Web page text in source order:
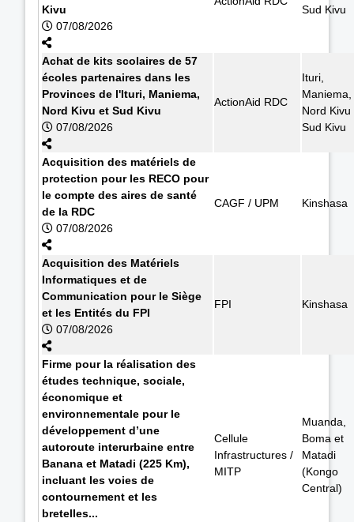
Kivu
07/08/2026
Sud Kivu
Achat de kits scolaires de 57
écoles partenaires dans les
Provinces de l'Ituri, Maniema,
Nord Kivu et Sud Kivu
07/08/2026
ActionAid RDC
Ituri,
Maniema,
Nord Kivu
Sud Kivu
Acquisition des matériels de
protection pour les RECO pour
le compte des aires de santé
de la RDC
07/08/2026
CAGF / UPM Kinshasa
Acquisition des Matériels
Informatiques et de
Communication pour le Siège
et les Entités du FPI
07/08/2026
FPI Kinshasa
Firme pour la réalisation des
études technique, sociale,
économique et
environnementale pour le
développement d’une
autoroute interurbaine entre
Banana et Matadi (225 Km),
incluant les voies de
contournement et les
bretelles...
Cellule
Infrastructures /
MITP
Muanda,
Boma et
Matadi
(Kongo
Central)